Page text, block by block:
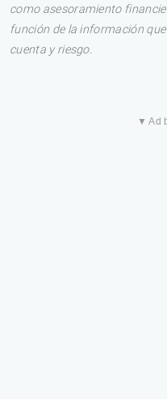
como asesoramiento
función de la información
cuenta y riesgo.
▼ Ad